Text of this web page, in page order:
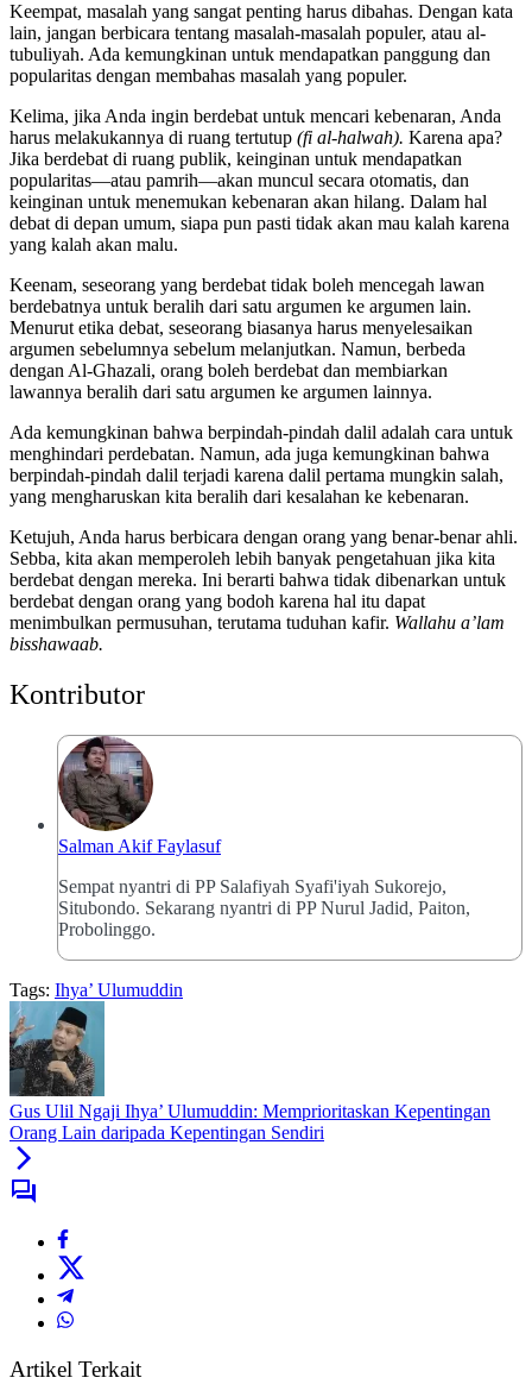
Keempat, masalah yang sangat penting harus dibahas. Dengan kata
lain, jangan berbicara tentang masalah-masalah populer, atau al-
tubuliyah. Ada kemungkinan untuk mendapatkan panggung dan
popularitas dengan membahas masalah yang populer.
Kelima, jika Anda ingin berdebat untuk mencari kebenaran, Anda
harus melakukannya di ruang tertutup (fi al-halwah). Karena apa?
Jika berdebat di ruang publik, keinginan untuk mendapatkan
popularitas—atau pamrih—akan muncul secara otomatis, dan
keinginan untuk menemukan kebenaran akan hilang. Dalam hal
debat di depan umum, siapa pun pasti tidak akan mau kalah karena
yang kalah akan malu.
Keenam, seseorang yang berdebat tidak boleh mencegah lawan
berdebatnya untuk beralih dari satu argumen ke argumen lain.
Menurut etika debat, seseorang biasanya harus menyelesaikan
argumen sebelumnya sebelum melanjutkan. Namun, berbeda
dengan Al-Ghazali, orang boleh berdebat dan membiarkan
lawannya beralih dari satu argumen ke argumen lainnya.
Ada kemungkinan bahwa berpindah-pindah dalil adalah cara untuk
menghindari perdebatan. Namun, ada juga kemungkinan bahwa
berpindah-pindah dalil terjadi karena dalil pertama mungkin salah,
yang mengharuskan kita beralih dari kesalahan ke kebenaran.
Ketujuh, Anda harus berbicara dengan orang yang benar-benar ahli.
Sebba, kita akan memperoleh lebih banyak pengetahuan jika kita
berdebat dengan mereka. Ini berarti bahwa tidak dibenarkan untuk
berdebat dengan orang yang bodoh karena hal itu dapat
menimbulkan permusuhan, terutama tuduhan kafir. Wallahu a’lam
bisshawaab.
Kontributor
Salman Akif Faylasuf
Sempat nyantri di PP Salafiyah Syafi'iyah Sukorejo,
Situbondo. Sekarang nyantri di PP Nurul Jadid, Paiton,
Probolinggo.
Tags: Ihya’ Ulumuddin
Gus Ulil Ngaji Ihya’ Ulumuddin: Memprioritaskan Kepentingan
Orang Lain daripada Kepentingan Sendiri
Artikel Terkait